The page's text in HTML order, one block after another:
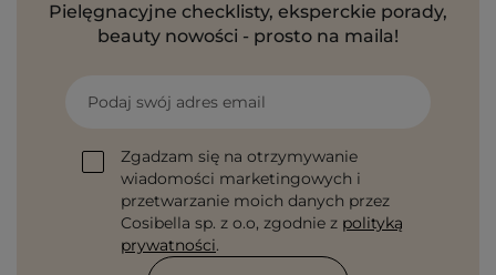
Pielęgnacyjne checklisty, eksperckie porady,
beauty nowości - prosto na maila!
Podaj swój adres email
Zgadzam się na otrzymywanie
wiadomości marketingowych i
przetwarzanie moich danych przez
Cosibella sp. z o.o, zgodnie z polityką
prywatności.